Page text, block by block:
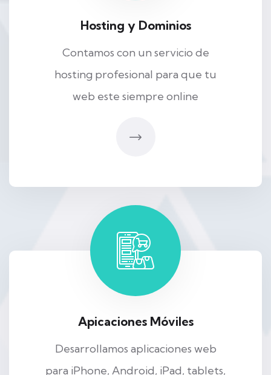
Hosting y Dominios
Contamos con un servicio de
hosting profesional para que tu
web este siempre online
Apicaciones Móviles
Desarrollamos aplicaciones web
para iPhone, Android, iPad, tablets,